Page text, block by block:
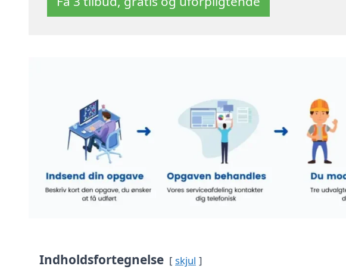
Indholdsfortegnelse skjul